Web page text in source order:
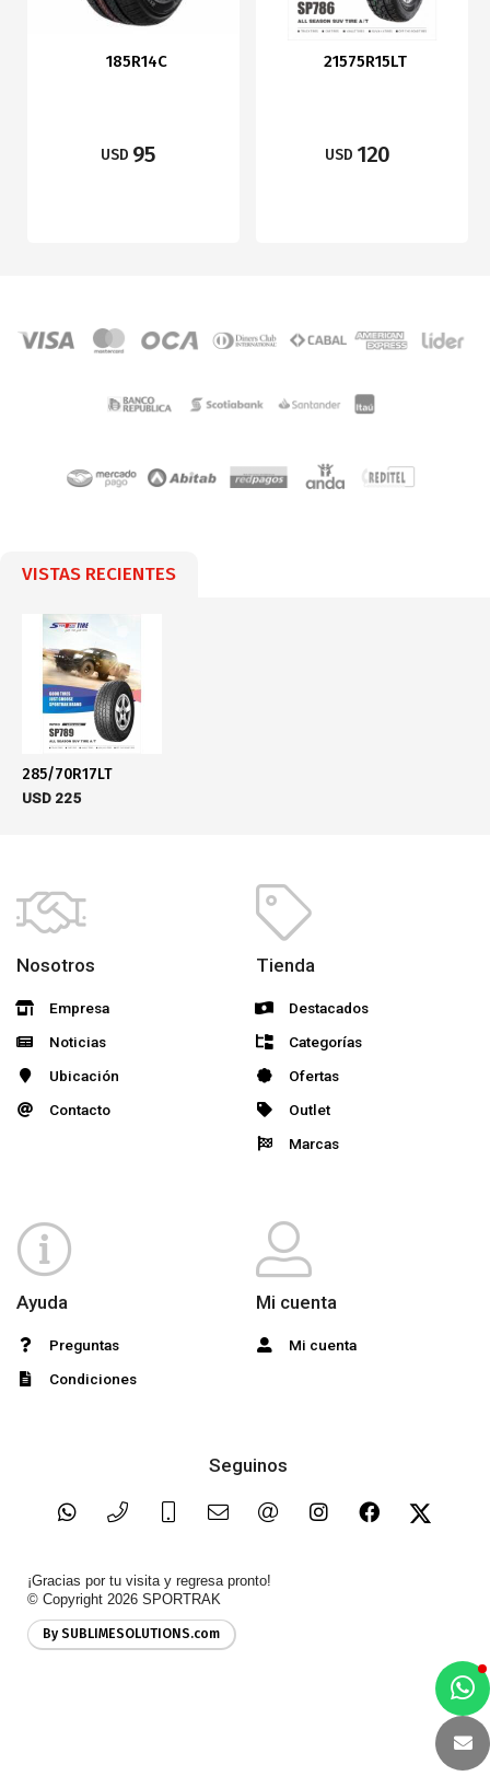
185R14C
USD 95
21575R15LT
USD 120
VISTAS RECIENTES
285/70R17LT
USD 225
Nosotros
Empresa
Noticias
Ubicación
Contacto
Tienda
Destacados
Categorías
Ofertas
Outlet
Marcas
Ayuda
Preguntas
Condiciones
Mi cuenta
Mi cuenta
Seguinos
¡Gracias por tu visita y regresa pronto!
© Copyright 2026 SPORTRAK
By SUBLIMESOLUTIONS.com